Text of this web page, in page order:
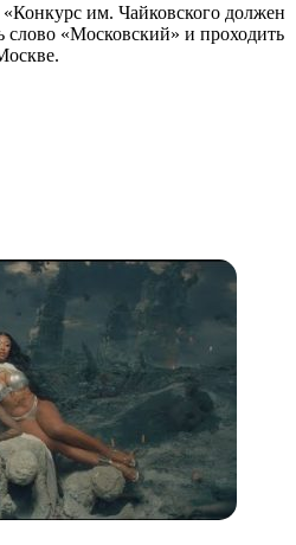
им. Чайковского должен
слово «Московский» и проходить